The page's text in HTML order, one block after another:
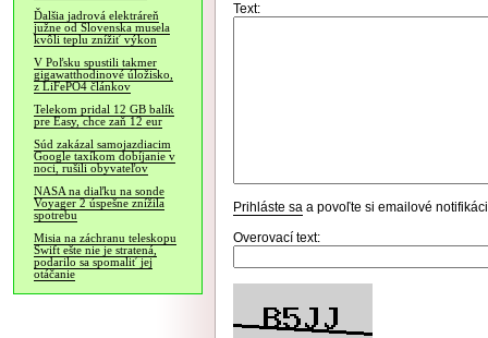
Ďalšia jadrová elektráreň
južne od Slovenska musela
kvôli teplu znížiť výkon
V Poľsku spustili takmer
gigawatthodinové úložisko,
z LiFePO4 článkov
Telekom pridal 12 GB balík
pre Easy, chce zaň 12 eur
Súd zakázal samojazdiacim
Google taxíkom dobíjanie v
noci, rušili obyvateľov
NASA na diaľku na sonde
Voyager 2 úspešne znížila
spotrebu
Misia na záchranu teleskopu
Swift ešte nie je stratená,
podarilo sa spomaliť jej
otáčanie
Text:
Prihláste sa a povoľte si emailové
Overovací text: